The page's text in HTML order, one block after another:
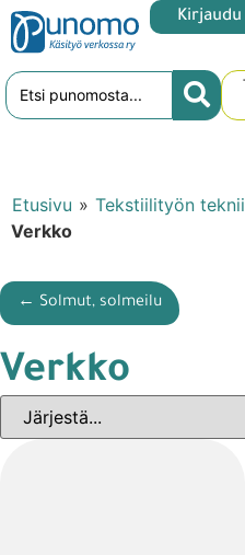
Etusivu » Tekstiilityön
Verkko
← Solmut, solmeilu
Verkko